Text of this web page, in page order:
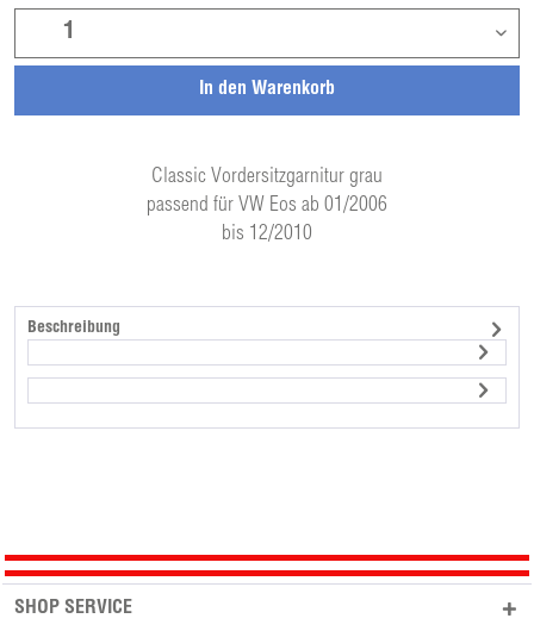
Classic Vordersitzgarnitur grau
passend für VW Eos ab 01/2006
bis 12/2010
In den Warenkorb
Beschreibung
SHOP SERVICE